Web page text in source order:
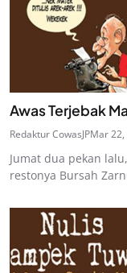
Awas Terjebak
Redaktur CowasJPMar
Jumat dua pekan
restonya Bursah